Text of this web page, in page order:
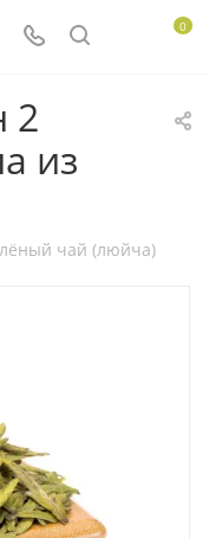
0
2
из
чай (люйча)